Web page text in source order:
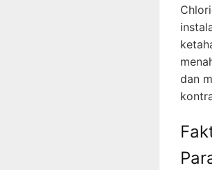
dan